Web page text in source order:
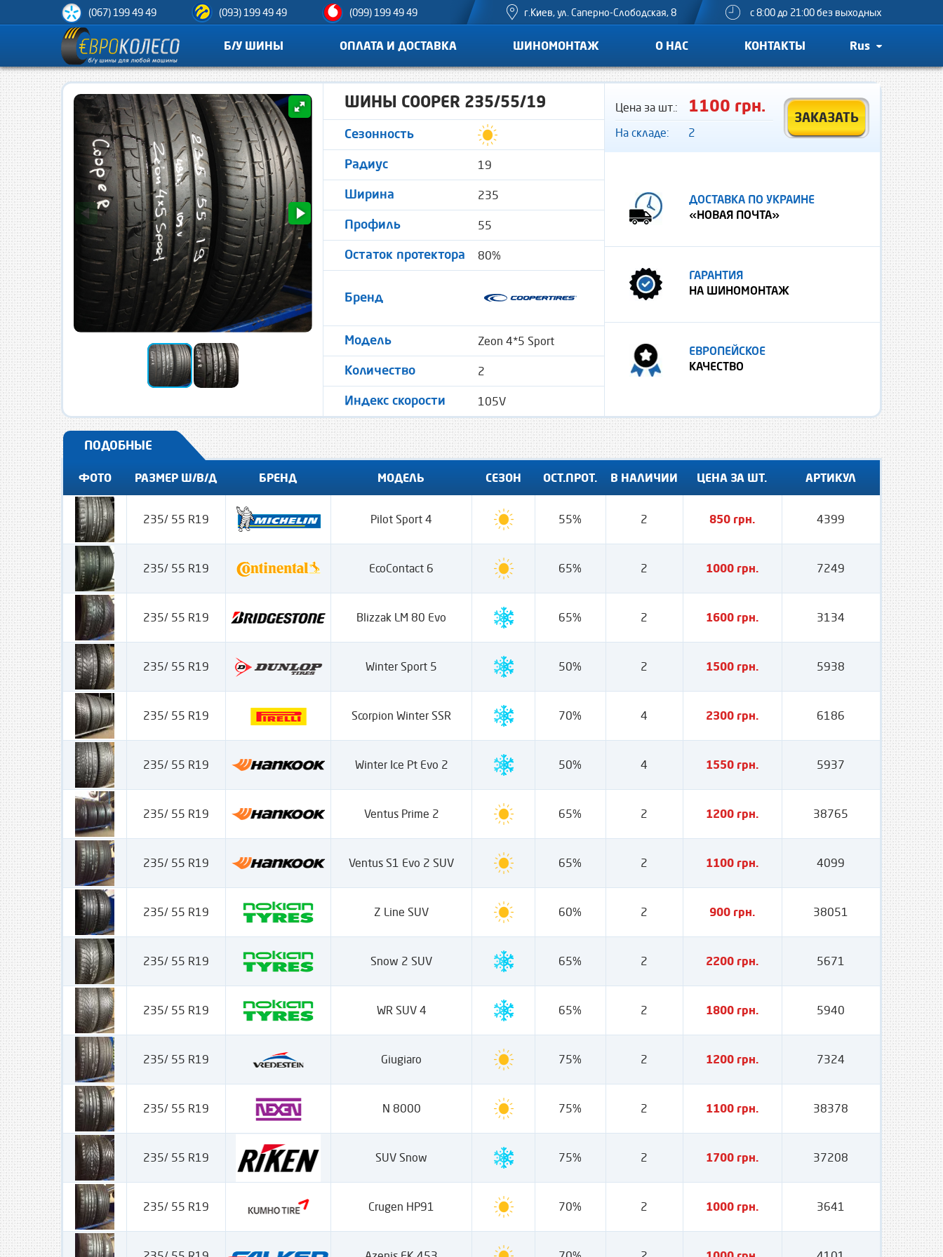
(067) 199 49 49 (093) 199 49 49 (099) 199 49 49 г.Киев, ул. Саперно-Слободская, 8 с 8:00 до 21:00 без выходных
Б/У ШИНЫ ОПЛАТА И ДОСТАВКА ШИНОМОНТАЖ О НАС КОНТАКТЫ Rus
ШИНЫ COOPER 235/55/19
Сезонность
Радиус 19
Ширина 235
Профиль 55
Остаток протектора 80%
Бренд
Модель Zeon 4*5 Sport
Количество 2
Индекс скорости 105V
Цена за шт.: 1100 грн.
На складе: 2
ЗАКАЗАТЬ
ДОСТАВКА ПО УКРАИНЕ
«НОВАЯ ПОЧТА»
ГАРАНТИЯ
НА ШИНОМОНТАЖ
ЕВРОПЕЙСКОЕ
КАЧЕСТВО
ПОДОБНЫЕ
ФОТО РАЗМЕР Ш/В/Д БРЕНД МОДЕЛЬ СЕЗОН ОСТ.ПРОТ. В НАЛИЧИИ ЦЕНА ЗА ШТ. АРТИКУЛ
235/ 55 R19 Pilot Sport 4 55% 2 850 грн. 4399
235/ 55 R19 EcoContact 6 65% 2 1000 грн. 7249
235/ 55 R19 Blizzak LM 80 Evo 65% 2 1600 грн. 3134
235/ 55 R19 Winter Sport 5 50% 2 1500 грн. 5938
235/ 55 R19 Scorpion Winter SSR 70% 4 2300 грн. 6186
235/ 55 R19 Winter Ice Pt Evo 2 50% 4 1550 грн. 5937
235/ 55 R19 Ventus Prime 2 65% 2 1200 грн. 38765
235/ 55 R19 Ventus S1 Evo 2 SUV 65% 2 1100 грн. 4099
235/ 55 R19 Z Line SUV 60% 2 900 грн. 38051
235/ 55 R19 Snow 2 SUV 65% 2 2200 грн. 5671
235/ 55 R19 WR SUV 4 65% 2 1800 грн. 5940
235/ 55 R19 Giugiaro 75% 2 1200 грн. 7324
235/ 55 R19 N 8000 75% 2 1100 грн. 38378
235/ 55 R19 SUV Snow 75% 2 1700 грн. 37208
235/ 55 R19 Crugen HP91 70% 2 1000 грн. 3641